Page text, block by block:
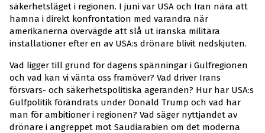
säkerhetsläget i regionen. I juni var USA och Iran nära att
hamna i direkt konfrontation med varandra när
amerikanerna övervägde att slå ut iranska militära
installationer efter en av USA:s drönare blivit nedskjuten.
Vad ligger till grund för dagens spänningar i Gulfregionen
och vad kan vi vänta oss framöver? Vad driver Irans
försvars- och säkerhetspolitiska ageranden? Hur har USA:s
Gulfpolitik förändrats under Donald Trump och vad har
man för ambitioner i regionen? Vad säger nyttjandet av
drönare i angreppet mot Saudiarabien om det moderna